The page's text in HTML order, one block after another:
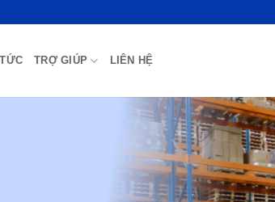
TRỢ GIÚP LIÊN HỆ